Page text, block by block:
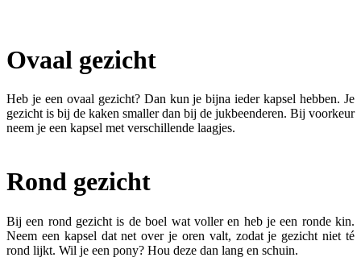
Ovaal gezicht
Heb je een ovaal gezicht? Dan kun je bijna ieder kapsel hebben. Je
gezicht is bij de kaken smaller dan bij de jukbeenderen. Bij voorkeur
neem je een kapsel met verschillende laagjes.
Rond gezicht
Bij een rond gezicht is de boel wat voller en heb je een ronde kin.
Neem een kapsel dat net over je oren valt, zodat je gezicht niet té
rond lijkt. Wil je een pony? Hou deze dan lang en schuin.